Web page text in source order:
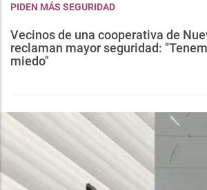
PIDEN MÁS SEGURIDAD
Vecinos de una cooperativa de
reclaman mayor seguridad:
miedo"